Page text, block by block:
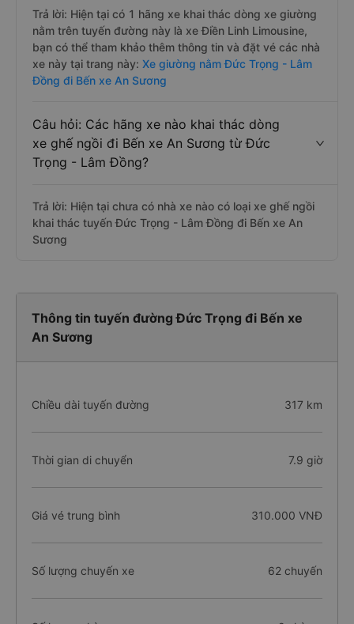
Trả lời: Hiện tại có 1 hãng xe khai thác dòng xe giường
nằm trên tuyến đường này là xe Điền Linh Limousine,
bạn có thể tham khảo thêm thông tin và đặt vé các nhà
xe này tại trang này: Xe giường nằm Đức Trọng - Lâm
Đồng đi Bến xe An Sương
Câu hỏi: Các hãng xe nào khai thác dòng
xe ghế ngồi đi Bến xe An Sương từ Đức
Trọng - Lâm Đồng?
Trả lời: Hiện tại chưa có nhà xe nào có loại xe ghế ngồi
khai thác tuyến Đức Trọng - Lâm Đồng đi Bến xe An
Sương
Thông tin tuyến đường Đức Trọng đi Bến xe
An Sương
Chiều dài tuyến đường 317 km
Thời gian di chuyển 7.9 giờ
Giá vé trung bình 310.000 VNĐ
Số lượng chuyến xe 62 chuyến